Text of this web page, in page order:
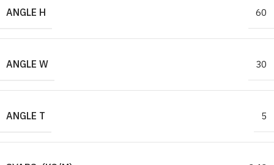
ANGLE H
60
ANGLE W 30
ANGLE T 5